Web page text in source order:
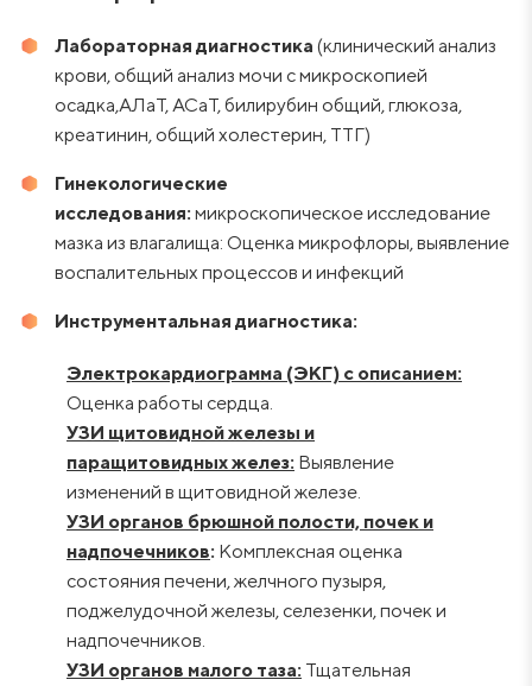
Лабораторная диагностика (клинический анализ
крови, общий анализ мочи с микроскопией
осадка,АЛаТ, АСаТ, билирубин общий, глюкоза,
креатинин, общий холестерин, ТТГ)
Гинекологические
исследования: микроскопическое исследование
мазка из влагалища: Оценка микрофлоры, выявление
воспалительных процессов и инфекций
Инструментальная диагностика:
Электрокардиограмма (ЭКГ) с описанием:
Оценка работы сердца.
УЗИ щитовидной железы и
паращитовидных желез: Выявление
изменений в щитовидной железе.
УЗИ органов брюшной полости, почек и
надпочечников: Комплексная оценка
состояния печени, желчного пузыря,
поджелудочной железы, селезенки, почек и
надпочечников.
УЗИ органов малого таза: Тщательная